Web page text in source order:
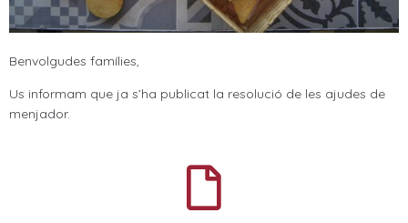
Benvolgudes famílies,
Us informam que ja s’ha publicat la resolució de les ajudes de
menjador.